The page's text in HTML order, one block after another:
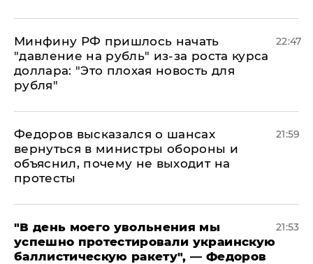
Минфину РФ пришлось начать
"давление на рубль" из-за роста курса
доллара: "Это плохая новость для
рубля"
22:47
Федоров высказался о шансах
вернуться в министры обороны и
объяснил, почему не выходит на
протесты
21:59
​"В день моего увольнения мы
успешно протестировали украинскую
баллистическую ракету", — Федоров
21:53